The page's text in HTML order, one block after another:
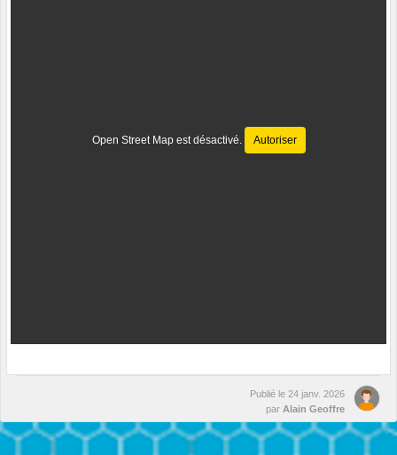
Open Street Map est désactivé. Autoriser
Publié le 24 janv. 2026
par Alain Geoffre